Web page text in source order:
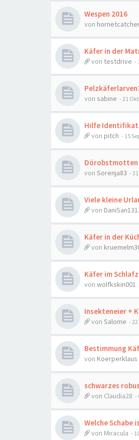
Wespen 2016
von
Käfer in der
von testdrive -
von sabine - 21
Hilfe
von pitch - 15
Dörobstmotten
von Sorenja83 -
Viele kleine
von
Käfer in der
von
Käfer im
von wolfkskin001
Insekteneier +
von Salome - 22
Bestimmung
von Koerperklaus
schwarzes
von Claudia28 -
Welche Schabe
von Miracula -